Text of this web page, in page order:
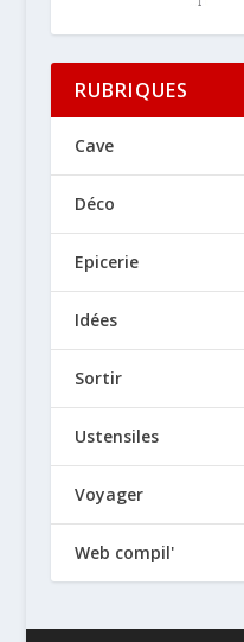
RUBRIQUES
Cave
Déco
Epicerie
Idées
Sortir
Ustensiles
Voyager
Web compil'